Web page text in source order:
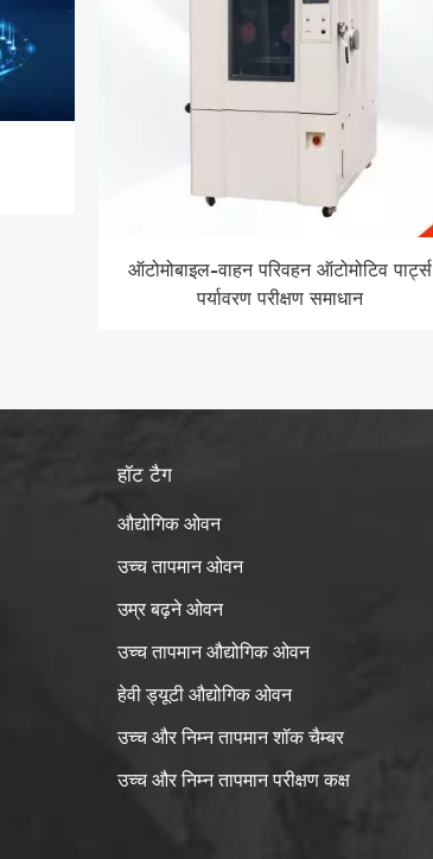
ऑटोमोबाइल-वाहन परिवहन ऑटोमोटिव पार्ट्स
पर्यावरण परीक्षण समाधान
हॉट टैग
औद्योगिक ओवन
उच्च तापमान ओवन
उम्र बढ़ने ओवन
उच्च तापमान औद्योगिक ओवन
हेवी ड्यूटी औद्योगिक ओवन
उच्च और निम्न तापमान शॉक चैम्बर
उच्च और निम्न तापमान परीक्षण कक्ष